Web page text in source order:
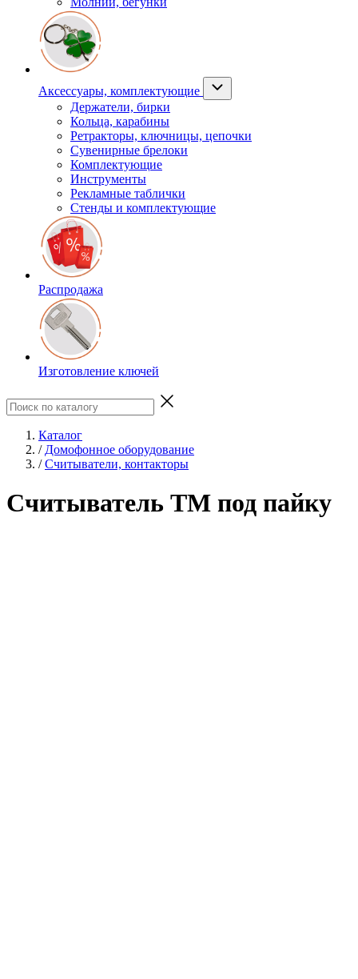
Аксессуары, комплектующие
Держатели, бирки
Кольца, карабины
Ретракторы, ключницы, цепочки
Сувенирные брелоки
Комплектующие
Инструменты
Рекламные таблички
Стенды и комплектующие
Распродажа
Изготовление ключей
Каталог
/ Домофонное оборудование
/ Считыватели, контакторы
Считыватель TM под пайку